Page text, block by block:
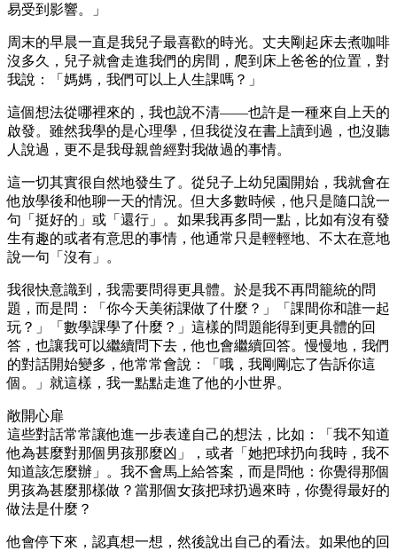
易受到影響。」
周末的早晨一直是我兒子最喜歡的時光。丈夫剛起床去煮咖啡
沒多久，兒子就會走進我們的房間，爬到床上爸爸的位置，對
我說：「媽媽，我們可以上人生課嗎？」
這個想法從哪裡來的，我也說不清——也許是一種來自上天的
啟發。雖然我學的是心理學，但我從沒在書上讀到過，也沒聽
人說過，更不是我母親曾經對我做過的事情。
這一切其實很自然地發生了。從兒子上幼兒園開始，我就會在
他放學後和他聊一天的情況。但大多數時候，他只是隨口說一
句「挺好的」或「還行」。如果我再多問一點，比如有沒有發
生有趣的或者有意思的事情，他通常只是輕輕地、不太在意地
說一句「沒有」。
我很快意識到，我需要問得更具體。於是我不再問籠統的問
題，而是問：「你今天美術課做了什麼？」「課間你和誰一起
玩？」「數學課學了什麼？」這樣的問題能得到更具體的回
答，也讓我可以繼續問下去，他也會繼續回答。慢慢地，我們
的對話開始變多，他常常會說：「哦，我剛剛忘了告訴你這
個。」就這樣，我一點點走進了他的小世界。
敞開心扉
這些對話常常讓他進一步表達自己的想法，比如：「我不知道
他為甚麼對那個男孩那麼凶」，或者「她把球扔向我時，我不
知道該怎麼辦」。我不會馬上給答案，而是問他：你覺得那個
男孩為甚麼那樣做？當那個女孩把球扔過來時，你覺得最好的
做法是什麼？
他會停下來，認真想一想，然後說出自己的看法。如果他的回